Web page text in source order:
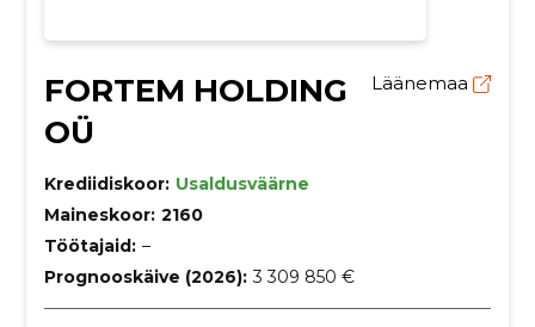
FORTEM HOLDING
OÜ
Läänemaa
Krediidiskoor: Usaldusväärne
Maineskoor: 2160
Töötajaid: –
Prognooskäive (2026): 3 309 850 €